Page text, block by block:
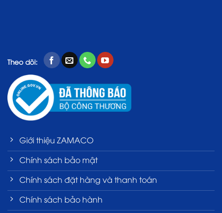
Theo dõi:
Giới thiệu ZAMACO
Chính sách bảo mật
Chính sách đặt hàng và thanh toán
Chính sách bảo hành